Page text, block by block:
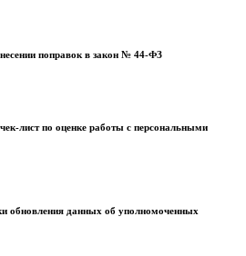
поправок в закон № 44-ФЗ
лист по оценке работы с персональными
обновления данных об уполномоченных